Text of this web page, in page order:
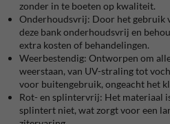
zonder in te boeten op kwaliteit.
Onderhoudsvrij: Door het gebruik
deze bank onderhoudsvrij en
extra kosten of behandelingen.
Weerbestendig: Ontworpen om
weerstaan, van UV-straling tot
voor buitengebruik, ongeacht het
Rot- en splintervrij: Het materiaal
splintert niet, wat zorgt voor een